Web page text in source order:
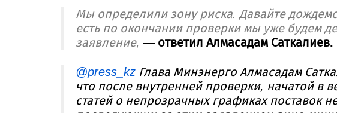
Мы определили зону риска. Давайте
есть по окончании проверки мы уже будем
заявление, — ответил Алмасадам Саткалиев.
@press_kz Глава Минэнерго Алмасадам
что после внутренней проверки, начатой в
статей о непрозрачных графиках поставок